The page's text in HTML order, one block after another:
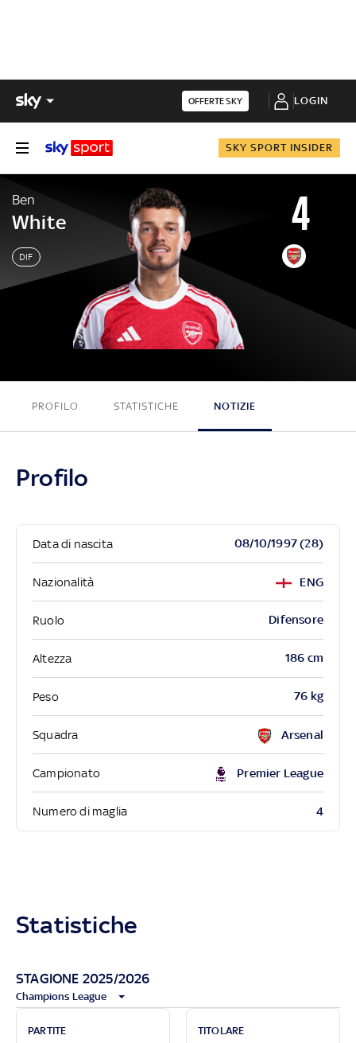
OFFERTE SKY LOGIN
SKY SPORT INSIDER
Ben
White
DIF
4
Ben White
PROFILO STATISTICHE NOTIZIE
Profilo
Data di nascita 08/10/1997 (28)
Nazionalità ENG
Ruolo Difensore
Altezza 186 cm
Peso 76 kg
Squadra Arsenal
Campionato Premier League
Numero di maglia 4
Statistiche
STAGIONE 2025/2026
Champions League
PARTITE TITOLARE